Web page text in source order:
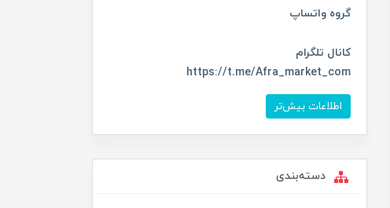
گروه واتساپ
کانال تلگرام
https://t.me/Afra_market_com
اطلاعات بیش‌تر
دسته‌بندی